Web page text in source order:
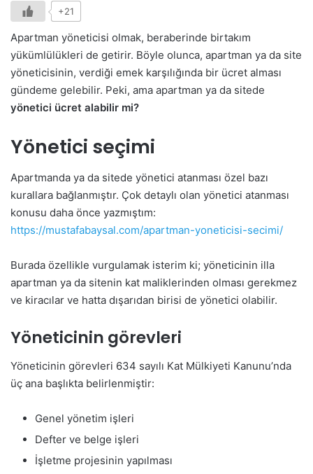
+21
Apartman yöneticisi olmak, beraberinde birtakım
yükümlülükleri de getirir. Böyle olunca, apartman ya da site
yöneticisinin, verdiği emek karşılığında bir ücret alması
gündeme gelebilir. Peki, ama apartman ya da sitede
yönetici ücret alabilir mi?
Yönetici seçimi
Apartmanda ya da sitede yönetici atanması özel bazı
kurallara bağlanmıştır. Çok detaylı olan yönetici atanması
konusu daha önce yazmıştım:
https://mustafabaysal.com/apartman-yoneticisi-secimi/
Burada özellikle vurgulamak isterim ki; yöneticinin illa
apartman ya da sitenin kat maliklerinden olması gerekmez
ve kiracılar ve hatta dışarıdan birisi de yönetici olabilir.
Yöneticinin görevleri
Yöneticinin görevleri 634 sayılı Kat Mülkiyeti Kanunu’nda
üç ana başlıkta belirlenmiştir:
Genel yönetim işleri
Defter ve belge işleri
İşletme projesinin yapılması